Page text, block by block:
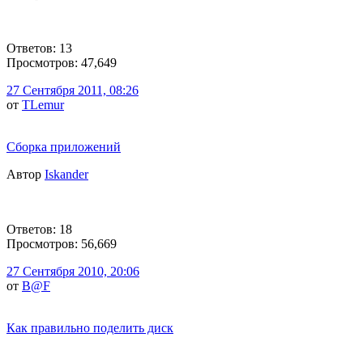
Ответов: 13
Просмотров: 47,649
27 Сентября 2011, 08:26
от TLemur
Сборка приложений
Автор Iskander
Ответов: 18
Просмотров: 56,669
27 Сентября 2010, 20:06
от B@F
Как правильно поделить диск